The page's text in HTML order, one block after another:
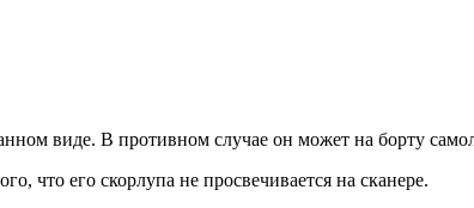
виде. В противном случае он может на борту
что его скорлупа не просвечивается на сканере.